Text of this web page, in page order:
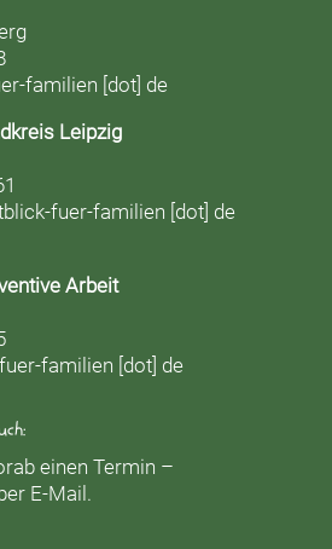
familien [dot] de
Leipzig
fuer-familien [dot] de
Arbeit
familien [dot] de
einen Termin –
E-Mail.